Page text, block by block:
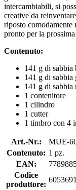
intercambiabili, si
creative da
riposto comodamente
pronto per la
Contenuto:
141 g di sabbia
141 g di sabbia
141 g di sabbia
1 contenitore
1 cilindro
1 cutter
1 timbro con 4
Art.-Nr.:
MUE-
Contenuto: 1 pz.
EAN:
Codice
produttore:
6053691